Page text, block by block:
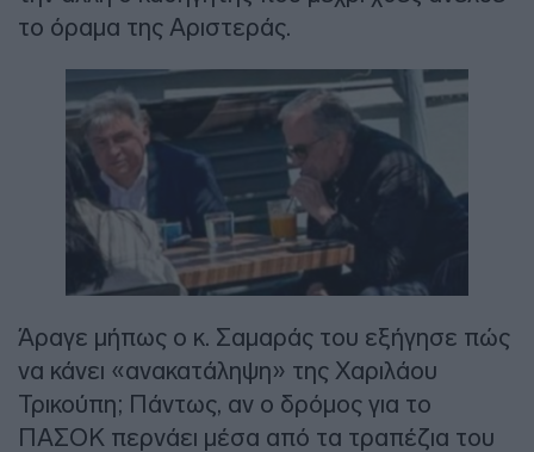
το όραμα της Αριστεράς.
Άραγε μήπως ο κ. Σαμαράς του εξήγησε πώς
να κάνει «ανακατάληψη» της Χαριλάου
Τρικούπη; Πάντως, αν ο δρόμος για το
ΠΑΣΟΚ περνάει μέσα από τα τραπέζια του